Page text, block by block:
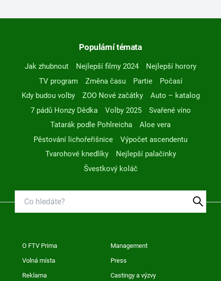
Populární témata
Jak zhubnout Nejlepší filmy 2024
Nejlepší horory
TV program
Změna času Partie
Počasí
Kdy budou volby
ZOO Nové začátky
Auto – katalog
7 pádů Honzy Dědka
Volby 2025
Svařené víno
Tatarák podle Pohlreicha
Aloe vera
Pěstování lichořeřišnice
Výpočet ascendentu
Tvarohové knedlíky
Nejlepší palačinky
Švestkový koláč
O FTV Prima Management
Volná místa Press
Reklama Castingy a výzvy